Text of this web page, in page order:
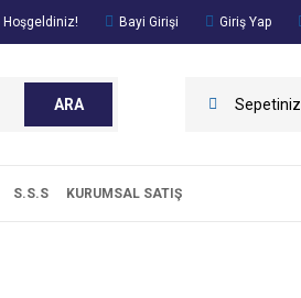
Hoşgeldiniz! Bayi Girişi Giriş Yap
ARA Sepetiniz
S.S.S KURUMSAL SATIŞ